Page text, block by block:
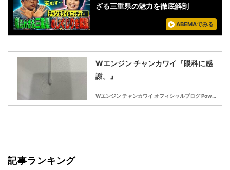
ざる三重県の魅力を徹底解剖
ABEMAでみる
Wエンジン チャンカワイ『眼科に感
謝。』
Wエンジン チャンカワイ オフィシャルブログ Powered by Ameba
記事ランキング